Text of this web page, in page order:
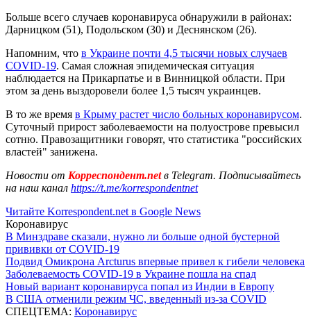
Больше всего случаев коронавируса обнаружили в районах:
Дарницком (51), Подольском (30) и Деснянском (26).
Напомним, что в Украине почти 4,5 тысячи новых случаев
COVID-19. Самая сложная эпидемическая ситуация
наблюдается на Прикарпатье и в Винницкой области. При
этом за день выздоровели более 1,5 тысяч украинцев.
В то же время в Крыму растет число больных коронавирусом.
Суточный прирост заболеваемости на полуострове превысил
сотню. Правозащитники говорят, что статистика "российских
властей" занижена.
Новости от Корреспондент.netв Telegram. Подписывайтесь
на наш канал https://t.me/korrespondentnet
Читайте Korrespondent.net в Google News
Коронавирус
В Минздраве сказали, нужно ли больше одной бустерной
прививки от COVID-19
Подвид Омикрона Arcturus впервые привел к гибели человека
Заболеваемость COVID-19 в Украине пошла на спад
Новый вариант коронавируса попал из Индии в Европу
В США отменили режим ЧС, введенный из-за COVID
СПЕЦТЕМА: Коронавирус